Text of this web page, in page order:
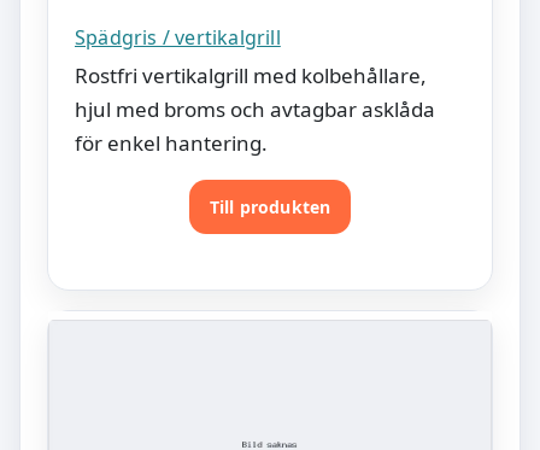
Spädgris / vertikalgrill
Rostfri vertikalgrill med kolbehållare,
hjul med broms och avtagbar asklåda
för enkel hantering.
Till produkten